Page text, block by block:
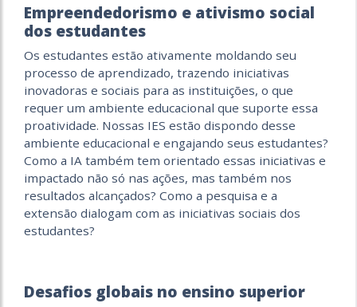
Empreendedorismo e ativismo social
dos estudantes
Os estudantes estão ativamente moldando seu
processo de aprendizado, trazendo iniciativas
inovadoras e sociais para as instituições, o que
requer um ambiente educacional que suporte essa
proatividade. Nossas IES estão dispondo desse
ambiente educacional e engajando seus estudantes?
Como a IA também tem orientado essas iniciativas e
impactado não só nas ações, mas também nos
resultados alcançados? Como a pesquisa e a
extensão dialogam com as iniciativas sociais dos
estudantes?
Desafios globais no ensino superior